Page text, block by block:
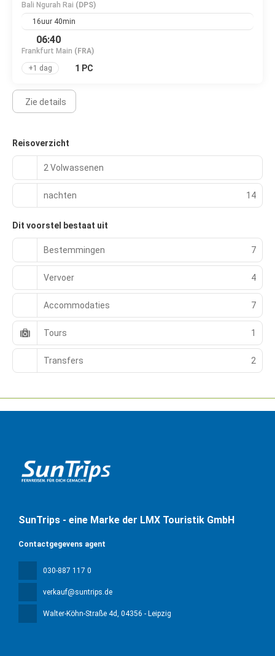
Bali Ngurah Rai (DPS)
16uur 40min
06:40
Frankfurt Main (FRA)
+1 dag
1 PC
Zie details
Reisoverzicht
2 Volwassenen
nachten 14
Dit voorstel bestaat uit
Bestemmingen 7
Vervoer 4
Accommodaties 7
Tours 1
Transfers 2
SunTrips - eine Marke der LMX Touristik GmbH
Contactgegevens agent
030-887 117 0
verkauf@suntrips.de
Walter-Köhn-Straße 4d , 04356 - Leipzig